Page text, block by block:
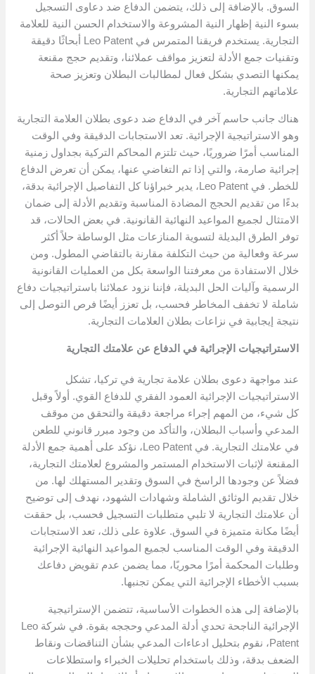
السوق. بالإضافة إلى ذلك، يتضمن الدفاع ضد دعاوى التسجيل
بسوء النية إظهار النية المشروعة والاستخدام الحسن النية للعلامة
التجارية. يستخدم فريقنا المتمرس في Leo Patent أبحاثًا دقيقة
وتقنيات جمع الأدلة لتعزيز مواقف عملائنا، وتقديم حجج مقنعة
يمكنها التصدي بشكل فعال لمطالبات البطلان وتعزيز صحة
علاماتهم التجارية.
هناك جانب حاسم آخر في الدفاع ضد دعوى بطلان العلامة التجارية
وهو الاستراتيجية الإجرائية. تعد الاستجابات الدقيقة وفي الوقت
المناسب أمرًا ضروريًا، حيث تلتزم المحاكم التركية بجداول زمنية
إجرائية صارمة، والتي إذا تم التغاضي عنها، يمكن أن تعرض الدفاع
للخطر. في Leo Patent، يدير خبراؤنا كل التفاصيل الإجرائية بدقة،
بدءًا من تقديم الحجج المضادة المناسبة وتقديم الأدلة إلى ضمان
الامتثال لجميع المواعيد النهائية القانونية. في بعض الحالات، قد
توفر الطرق البديلة لتسوية المنازعات مثل الوساطة حلاً أكثر
سرعة وفعالية من حيث التكلفة مقارنة بالتقاضي المطول. ومن
خلال الاستفادة من معرفتنا الواسعة بكل من العمليات القانونية
الرسمية وآليات الحل البديلة، فإننا نزود عملائنا باستراتيجيات دفاع
شاملة لا تخفف المخاطر فحسب، بل تعزز أيضًا فرص التوصل إلى
نتيجة إيجابية في نزاعات بطلان العلامات التجارية.
الاستراتيجيات الإجرائية في الدفاع عن علامتك التجارية
عند مواجهة دعوى بطلان علامة تجارية في تركيا، تشكل
الاستراتيجيات الإجرائية العمود الفقري للدفاع القوي. أولاً وقبل
كل شيء، من المهم إجراء مراجعة دقيقة والتحقق من موقف
المدعي وأسباب البطلان، والتأكد من وجود مبرر قانوني للطعن
في علامتك التجارية. في Leo Patent، نؤكد على أهمية جمع الأدلة
المقنعة لإثبات الاستخدام المستمر والمشروع لعلامتك التجارية،
فضلاً عن وجودها الراسخ في السوق وتقدير المستهلك لها. من
خلال تقديم الوثائق الشاملة وشهادات الشهود، نهدف إلى توضيح
أن علامتك التجارية لا تلبي متطلبات التسجيل فحسب، بل حققت
أيضًا مكانة متميزة في السوق. علاوة على ذلك، تعد الاستجابات
الدقيقة وفي الوقت المناسب لجميع المواعيد النهائية الإجرائية
وطلبات المحكمة أمرًا محوريًا، مما يضمن عدم تقويض دفاعك
بسبب الأخطاء الإجرائية التي يمكن تجنبها.
بالإضافة إلى هذه الخطوات الأساسية، تتضمن الإستراتيجية
الإجرائية الناجحة تحدي أدلة المدعي وحججه بقوة. في شركة Leo
Patent، نقوم بتحليل ادعاءات المدعي بشأن التناقضات ونقاط
الضعف بدقة، وذلك باستخدام تحليلات الخبراء واستطلاعات